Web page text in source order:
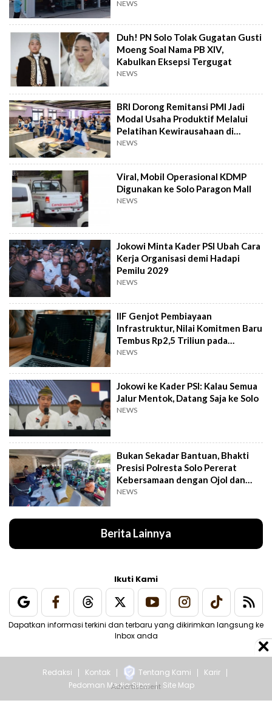
Perang
NEWS
Duh! PN Solo Tolak Gugatan Gusti
Moeng Soal Nama PB XIV,
Kabulkan Eksepsi Tergugat
NEWS
BRI Dorong Remitansi PMI Jadi
Modal Usaha Produktif Melalui
Pelatihan Kewirausahaan di
Taiwan
NEWS
Viral, Mobil Operasional KDMP
Digunakan ke Solo Paragon Mall
NEWS
Jokowi Minta Kader PSI Ubah Cara
Kerja Organisasi demi Hadapi
Pemilu 2029
NEWS
IIF Genjot Pembiayaan
Infrastruktur, Nilai Komitmen Baru
Tembus Rp2,5 Triliun pada
Semester I 2026
NEWS
Jokowi ke Kader PSI: Kalau Semua
Jalur Mentok, Datang Saja ke Solo
NEWS
Bukan Sekadar Bantuan, Bhakti
Presisi Polresta Solo Pererat
Kebersamaan dengan Ojol dan
Supeltas
NEWS
Berita Lainnya
Ikuti Kami
Dapatkan informasi terkini dan terbaru yang dikirimkan langsung ke
Inbox anda
Redaksi Kontak Tentang Kami
Karir
Pedoman Media Siber
Site Map